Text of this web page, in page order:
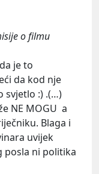
o filmu
je to
da kod nje
svjetlo :) .(…)
NE MOGU a
Blaga i
uvijek
posla ni politika